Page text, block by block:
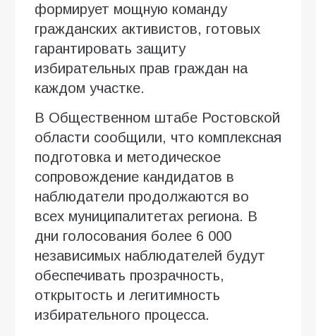
формирует мощную команду
гражданских активистов, готовых
гарантировать защиту
избирательных прав граждан на
каждом участке.
В Общественном штабе Ростовской
области сообщили, что комплексная
подготовка и методическое
сопровождение кандидатов в
наблюдатели продолжаются во
всех муниципалитетах региона. В
дни голосования более 6 000
независимых наблюдателей будут
обеспечивать прозрачность,
открытость и легитимность
избирательного процесса.